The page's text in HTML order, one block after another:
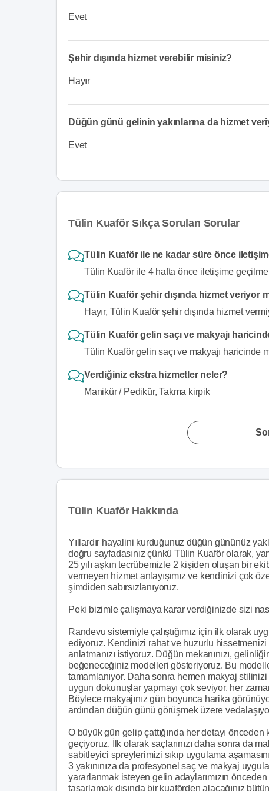
Evet
Şehir dışında hizmet verebilir misiniz?
Hayır
Düğün günü gelinin yakınlarına da hizmet
Evet
Tülin Kuaför Sıkça Sorulan Sorular
Tülin Kuaför ile ne kadar süre önce
Tülin Kuaför ile 4 hafta önce iletişime
Tülin Kuaför şehir dışında hizmet veriyor
Hayır, Tülin Kuaför şehir dışında hizmet
Tülin Kuaför gelin saçı ve makyajı
Tülin Kuaför gelin saçı ve makyajı haricinde
Verdiğiniz ekstra hizmetler neler?
Manikür / Pedikür, Takma kirpik
Tülin Kuaför Hakkında
Yıllardır hayalini kurduğunuz düğün gününüz
doğru sayfadasınız çünkü Tülin Kuaför olarak,
25 yılı aşkın tecrübemizle 2 kişiden oluşan bir
vermeyen hizmet anlayışımız ve kendinizi çok
şimdiden sabırsızlanıyoruz.
Peki bizimle çalışmaya karar verdiğinizde sizi
Randevu sistemiyle çalıştığımız için ilk olarak
ediyoruz. Kendinizi rahat ve huzurlu hissetmenizi
anlatmanızı istiyoruz. Düğün mekanınızı,
beğeneceğiniz modelleri gösteriyoruz. Bu
tamamlanıyor. Daha sonra hemen makyaj
uygun dokunuşlar yapmayı çok seviyor, her
Böylece makyajınız gün boyunca harika
ardından düğün günü görüşmek üzere
O büyük gün gelip çattığında her detayı
geçiyoruz. İlk olarak saçlarınızı daha sonra da
sabitleyici spreylerimizi sıkıp uygulama
3 yakınınıza da profesyonel saç ve makyaj
yararlanmak isteyen gelin adaylarımızın
tasarlamak dışında bir kuaförden alacağınız